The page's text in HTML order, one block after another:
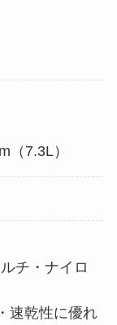
（7.3L）
チ・ナイロ
速乾性に優れ